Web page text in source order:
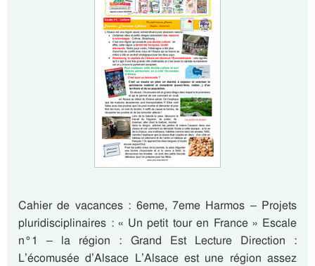
Cahier de vacances : 6eme, 7eme Harmos – Projets
pluridisciplinaires : « Un petit tour en France » Escale
n°1 – la région : Grand Est Lecture Direction :
L’écomusée d’Alsace L’Alsace est une région assez